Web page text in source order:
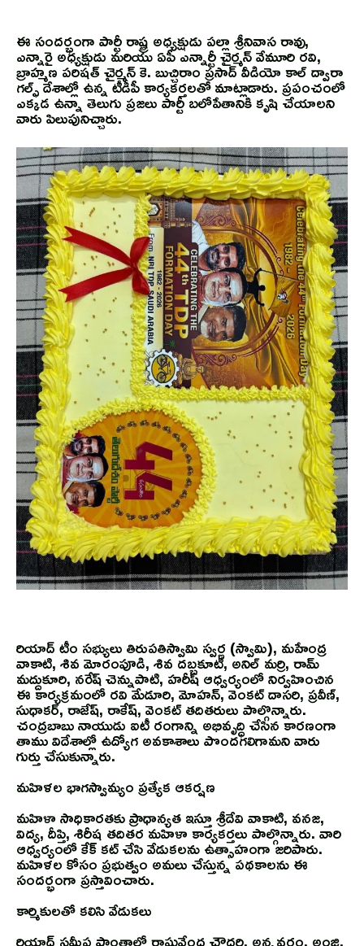
ఈ సందర్భంగా పార్టీ రాష్ట్ర అధ్యక్షుడు పల్లా శ్రీనివాస రావు,
ఎన్నారై అధ్యక్షుడు మరియు ఏపీ ఎన్నార్టీ చైర్మన్ వేమూరి రవి,
బ్రాహ్మణ పరిషత్ చైర్మన్ కె. బుచ్చిరాం ప్రసాద్ వీడియో కాల్ ద్వారా
గల్ఫ్ దేశాల్లో ఉన్న టీడీపీ కార్యకర్తలతో మాట్లాడారు. ప్రపంచంలో
ఎక్కడ ఉన్నా తెలుగు ప్రజలు పార్టీ బలోపేతానికి కృషి చేయాలని
వారు పిలుపునిచ్చారు.
రియాద్ టీం సభ్యులు తిరుపతిస్వామి స్వర్ణ (స్వామి), మహేంద్ర
వాకాటి, శివ మోరంపూడి, శివ దబ్బకూటి, అనిల్ మర్రి, రామ్
మద్దుకూరి, నరేష్ చెన్నుపాటి, హరీష్ ఆధ్వర్యంలో నిర్వహించిన
ఈ కార్యక్రమంలో రవి మేడూరి, మోహన్, వెంకట్ దాసరి, ప్రవీణ్,
సుధాకర్, రాజేష్, రాకేష్, వెంకట్ తదితరులు పాల్గొన్నారు.
చంద్రబాబు నాయుడు ఐటీ రంగాన్ని అభివృద్ధి చేసిన కారణంగా
తాము విదేశాల్లో ఉద్యోగ అవకాశాలు పొందగలిగామని వారు
గుర్తు చేసుకున్నారు.
మహిళల భాగస్వామ్యం ప్రత్యేక ఆకర్షణ
మహిళా సాధికారతకు ప్రాధాన్యత ఇస్తూ శ్రీదేవి వాకాటి, వనజ,
విద్య, దీప్తి, శిరీష తదితర మహిళా కార్యకర్తలు పాల్గొన్నారు. వారి
ఆధ్వర్యంలో కేక్ కట్ చేసి వేడుకలను ఉత్సాహంగా జరిపారు.
మహిళల కోసం ప్రభుత్వం అమలు చేస్తున్న పథకాలను ఈ
సందర్భంగా ప్రస్తావించారు.
కార్మికులతో కలిసి వేడుకలు